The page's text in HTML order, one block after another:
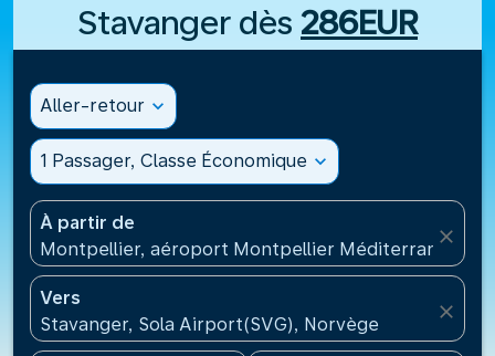
Stavanger dès 286EUR
Aller-retour expand_more
1 Passager, Classe Économique expand_more
À partir de
Montpellier, aéroport Montpellier
close
Vers
Stavanger, Sola Airport(SVG), Norvège
close